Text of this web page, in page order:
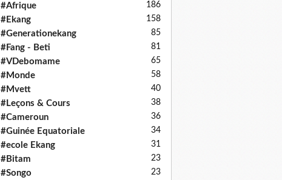
#Afrique 186
#Ekang 158
#Generationekang 85
#Fang - Beti 81
#VDebomame 65
#Monde 58
#Mvett 40
#Leçons & Cours 38
#Cameroun 36
#Guinée Equatoriale 34
#ecole Ekang 31
#Bitam 23
#Songo 23